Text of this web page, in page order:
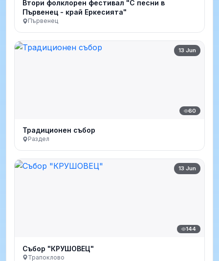
Втори фолклорен фестивал "С песни в
Първенец - край Еркесията"
Първенец
13 Jun
60
Традиционен събор
Раздел
13 Jun
144
Събор "КРУШОВЕЦ"
Трапоклово